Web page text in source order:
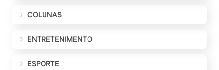
COLUNAS
ENTRETENIMENTO
ESPORTE